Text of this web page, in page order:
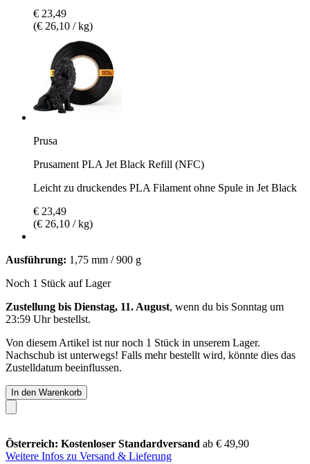
€ 23,49
(€ 26,10 / kg)
Prusa
Prusament PLA Jet Black Refill (NFC)
Leicht zu druckendes PLA Filament ohne Spule in Jet Black
€ 23,49
(€ 26,10 / kg)
Ausführung: 1,75 mm / 900 g
Noch 1 Stück auf Lager
Zustellung bis Dienstag, 11. August, wenn du bis Sonntag um
23:59 Uhrbestellst.
Von diesem Artikel ist nur noch 1 Stück in unserem Lager.
Nachschub ist unterwegs! Falls mehr bestellt wird, könnte dies das
Zustelldatum beeinflussen.
In den Warenkorb
Österreich: Kostenloser Standardversand ab € 49,90
Weitere Infos zu Versand & Lieferung